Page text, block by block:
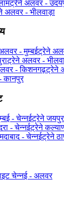
ट्रेने अलवर -
अलवर - भीलवाड़ा
- मुम्बईट्रेने
ट्रेने अलवर -
- किशनगढ़ट्रेने
कानपुर
- चेन्नईट्रेने
- चेन्नईट्रेने
- चेन्नईट्रेने
चेन्नई - अलवर